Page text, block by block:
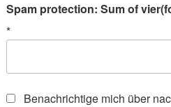
Spam protection: Sum of
*
Benachrichtige mich über